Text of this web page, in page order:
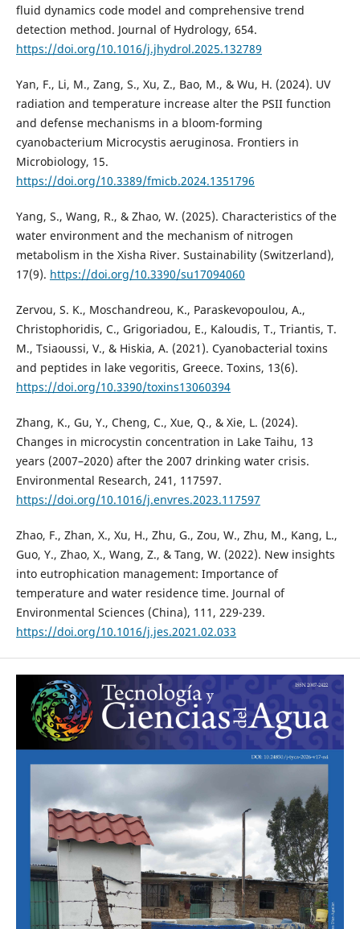
fluid dynamics code model and comprehensive trend
detection method. Journal of Hydrology, 654.
https://doi.org/10.1016/j.jhydrol.2025.132789
Yan, F., Li, M., Zang, S., Xu, Z., Bao, M., & Wu, H. (2024). UV
radiation and temperature increase alter the PSII function
and defense mechanisms in a bloom-forming
cyanobacterium Microcystis aeruginosa. Frontiers in
Microbiology, 15.
https://doi.org/10.3389/fmicb.2024.1351796
Yang, S., Wang, R., & Zhao, W. (2025). Characteristics of the
water environment and the mechanism of nitrogen
metabolism in the Xisha River. Sustainability (Switzerland),
17(9). https://doi.org/10.3390/su17094060
Zervou, S. K., Moschandreou, K., Paraskevopoulou, A.,
Christophoridis, C., Grigoriadou, E., Kaloudis, T., Triantis, T.
M., Tsiaoussi, V., & Hiskia, A. (2021). Cyanobacterial toxins
and peptides in lake vegoritis, Greece. Toxins, 13(6).
https://doi.org/10.3390/toxins13060394
Zhang, K., Gu, Y., Cheng, C., Xue, Q., & Xie, L. (2024).
Changes in microcystin concentration in Lake Taihu, 13
years (2007–2020) after the 2007 drinking water crisis.
Environmental Research, 241, 117597.
https://doi.org/10.1016/j.envres.2023.117597
Zhao, F., Zhan, X., Xu, H., Zhu, G., Zou, W., Zhu, M., Kang, L.,
Guo, Y., Zhao, X., Wang, Z., & Tang, W. (2022). New insights
into eutrophication management: Importance of
temperature and water residence time. Journal of
Environmental Sciences (China), 111, 229-239.
https://doi.org/10.1016/j.jes.2021.02.033